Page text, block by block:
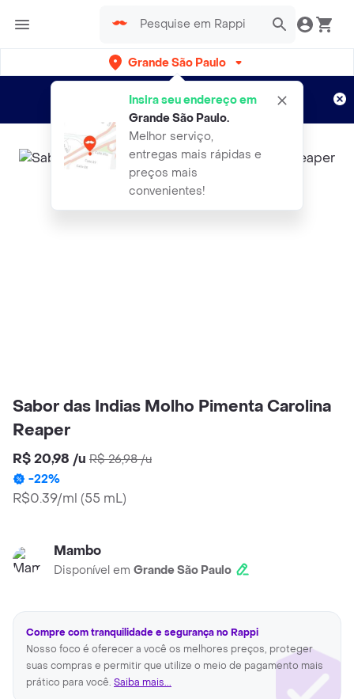
Grande São Paulo
Insira seu endereço em
Grande São Paulo.
Melhor serviço,
entregas mais rápidas e
preços mais
convenientes!
Entregas grátis por 15 dias!
Aplicam T&C
Sabor das Indias Molho Pimenta Carolina
Reaper
R$ 20,98 /u R$ 26,98/u
-22%
R$0.39/ml (55 mL)
Mambo
Disponível em Grande São Paulo
Compre com tranquilidade e segurança no Rappi
Nosso foco é oferecer a você os melhores preços, proteger
suas compras e permitir que utilize o meio de pagamento mais
prático para você. Saiba mais...